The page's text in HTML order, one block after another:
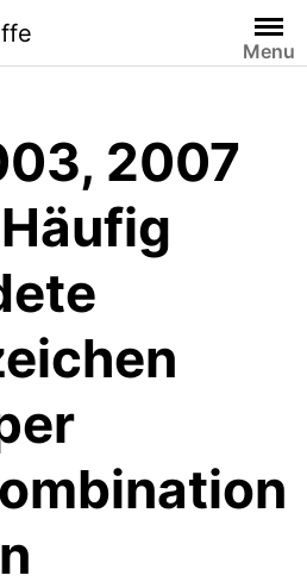
Menu
2007